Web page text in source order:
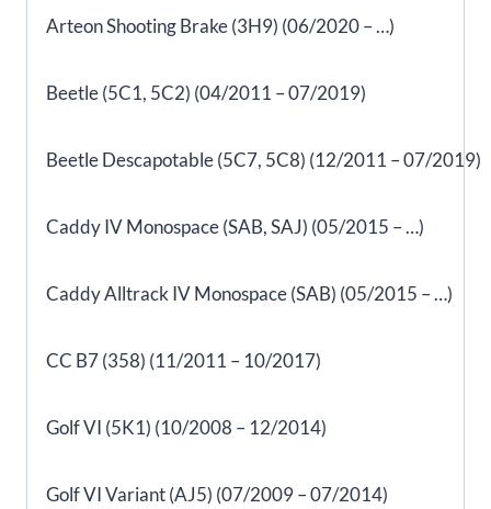
Arteon Shooting Brake (3H9) (06/2020 – …)
Beetle (5C1, 5C2) (04/2011 – 07/2019)
Beetle Descapotable (5C7, 5C8) (12/2011 – 07/2019)
Caddy IV Monospace (SAB, SAJ) (05/2015 – …)
Caddy Alltrack IV Monospace (SAB) (05/2015 – …)
CC B7 (358) (11/2011 – 10/2017)
Golf VI (5K1) (10/2008 – 12/2014)
Golf VI Variant (AJ5) (07/2009 – 07/2014)